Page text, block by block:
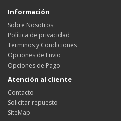
Información
Sobre Nosotros
Política de privacidad
Terminos y Condiciones
Opciones de Envio
Opciones de Pago
Atención al cliente
Contacto
Solicitar repuesto
SiteMap